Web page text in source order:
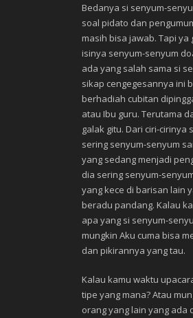
Bedanya si senyum-
soal pidato dan
masih bisa jawab. Tapi ya
isinya senyum-senyum
ada yang salah sama si
sikap cengegesannya ini
berhadiah cubitan
atau Ibu guru. Terutama
galak gitu. Dari ciri-cirinya
sering senyum-senyum
yang sedang menjadi
dia sering senyum-
yang kece di barisan lain
beradu pandang. Kalau
apa yang si senyum-
mungkin Aku cuma bisa
dan pikirannya yang tau.
Kalau kamu waktu
tipe yang mana? Atau
orang yang lain yang ada